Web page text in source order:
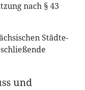
nach § 43
Städte-
und